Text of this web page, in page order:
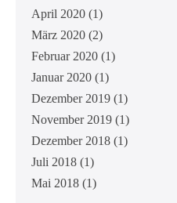
April 2020 (1)
März 2020 (2)
Februar 2020 (1)
Januar 2020 (1)
Dezember 2019 (1)
November 2019 (1)
Dezember 2018 (1)
Juli 2018 (1)
Mai 2018 (1)